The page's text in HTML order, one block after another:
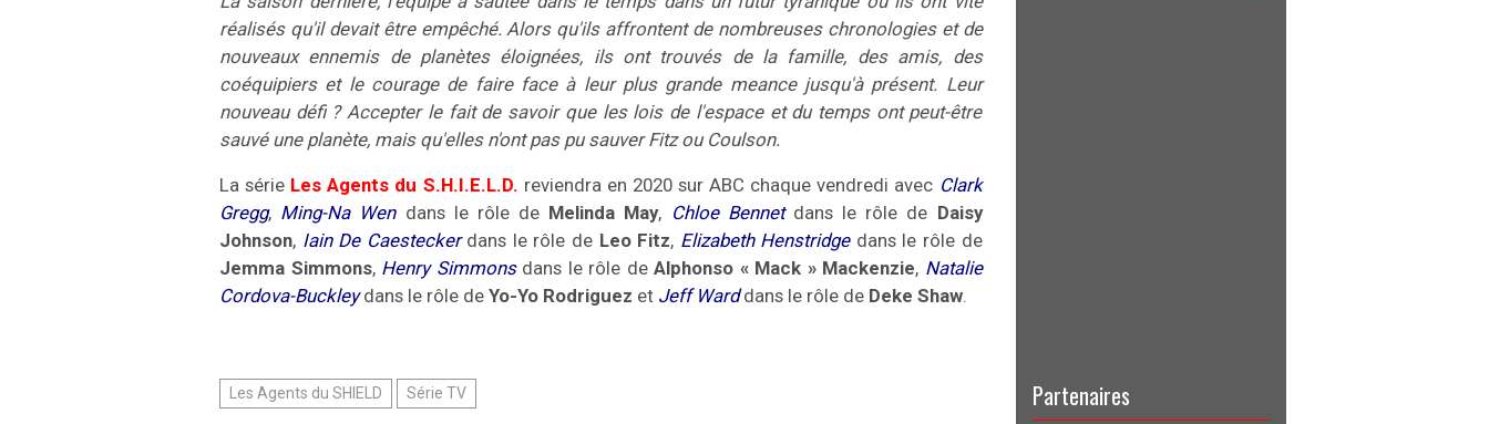
réalisés qu'il devait être empêché. Alors qu'ils affrontent de nombreuses chronologies et de
nouveaux ennemis de planètes éloignées, ils ont trouvés de la famille, des amis, des
coéquipiers et le courage de faire face à leur plus grande meance jusqu'à présent. Leur
nouveau défi ? Accepter le fait de savoir que les lois de l'espace et du temps ont peut-être
sauvé une planète, mais qu'elles n'ont pas pu sauver Fitz ou Coulson.
La série Les Agents du S.H.I.E.L.D. reviendra en 2020 sur ABC chaque vendredi avec Clark
Gregg, Ming-Na Wendans le rôle de Melinda May, Chloe Bennetdans le rôle de Daisy
Johnson, Iain De Caesteckerdans le rôle de Leo Fitz, Elizabeth Henstridgedans le rôle de
Jemma Simmons, Henry Simmonsdans le rôle de Alphonso « Mack » Mackenzie, Natalie
Cordova-Buckleydans le rôle de Yo-Yo Rodriguez et Jeff Warddans le rôle de Deke Shaw
Les Agents du SHIELD Série TV Partenaires